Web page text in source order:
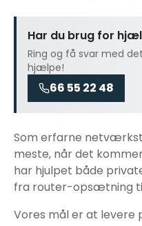
Har du brug for
Ring og få svar med
hjælpe!
66 55 22 48
Som erfarne
meste, når det
har hjulpet både
fra router-opsætning
Vores mål er at levere